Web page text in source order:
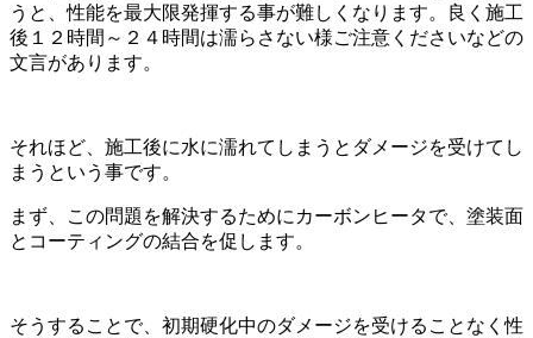
うと、性能を最大限発揮する事が難しくなります。良く施工
後１２時間～２４時間は濡らさない様ご注意くださいなどの
文言があります。
それほど、施工後に水に濡れてしまうとダメージを受けてし
まうという事です。
まず、この問題を解決するためにカーボンヒータで、塗装面
とコーティングの結合を促します。
そうすることで、初期硬化中のダメージを受けることなく性